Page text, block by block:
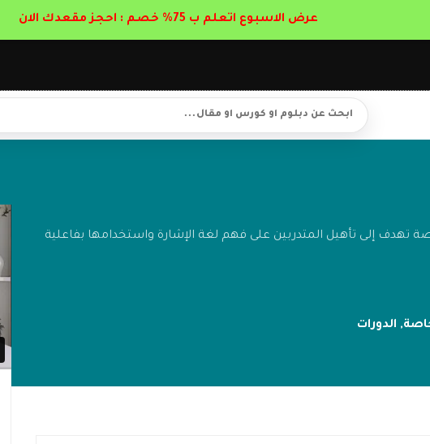
تهدف إلى تأهيل المتدربين على فهم لغة الإشارة واستخدامها بفاعلية
, الدورات
عرض الاسبوع اتعلم ب 75% خصم : احجز مقعدك الان